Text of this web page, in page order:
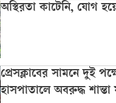
অস্থিরতা কাটেনি, যোগ
প্রেসক্লাবের সামনে দুই
হাসপাতালে অবরুদ্ধ শান্তা